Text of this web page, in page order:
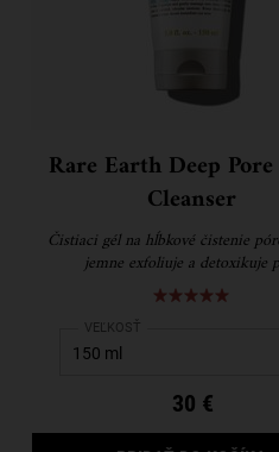
Rare Earth Deep
Cleanser
Čistiaci gél na hĺbkové čistenie
jemne exfoliuje a detoxikuje
Select a
VEĽKOSŤ
30 €